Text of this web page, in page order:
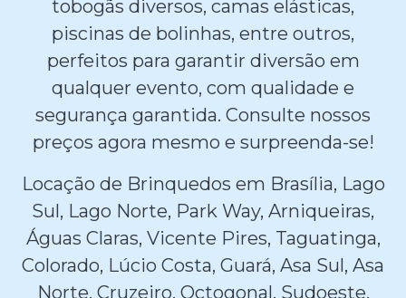
tobogãs diversos, camas elásticas,
piscinas de bolinhas, entre outros,
perfeitos para garantir diversão em
qualquer evento, com qualidade e
segurança garantida. Consulte nossos
preços agora mesmo e surpreenda-se!
Locação de Brinquedos em Brasília, Lago
Sul, Lago Norte, Park Way, Arniqueiras,
Águas Claras, Vicente Pires, Taguatinga,
Colorado, Lúcio Costa, Guará, Asa Sul, Asa
Norte, Cruzeiro, Octogonal, Sudoeste,